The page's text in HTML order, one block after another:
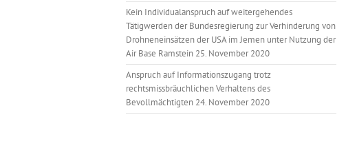
Kein Individualanspruch auf weitergehendes
Tätigwerden der Bundesregierung zur Verhinderung von
Drohneneinsätzen der USA im Jemen unter Nutzung der
Air Base Ramstein 25. November 2020
Anspruch auf Informationszugang trotz
rechtsmissbräuchlichen Verhaltens des
Bevollmächtigten 24. November 2020